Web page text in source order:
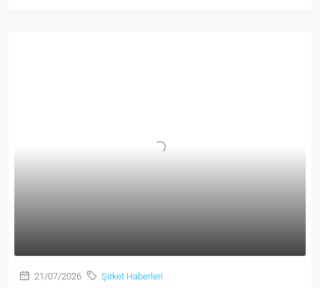
21/07/2026 Şirket Haberleri